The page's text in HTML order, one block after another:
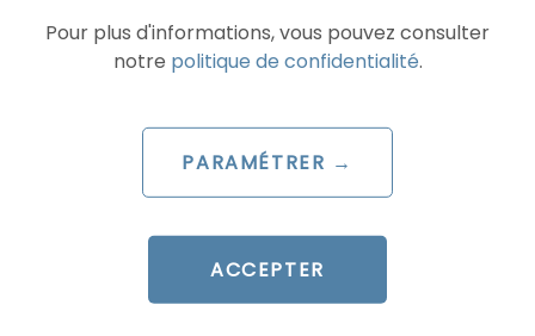
powered video creation with
Dreamina Seedance 2.5
Davidson
READ THE BIO
Pour plus d'informations, vous pouvez consulter
notre politique de confidentialité.
PARAMÉTRER →
ACCEPTER